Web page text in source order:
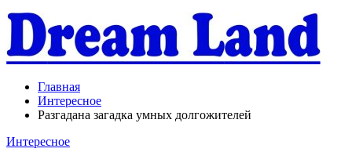
Главная
Интересное
Разгадана загадка умных долгожителей
Интересное